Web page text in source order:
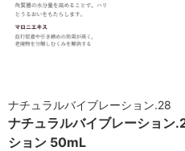
スカイズ
ナチュラルバイブレーション.28
ナチュラルバイブレーション
ション 50mL